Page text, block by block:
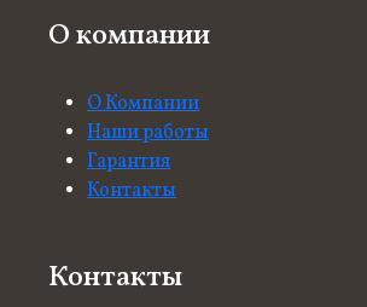
О компании
О Компании
Наши работы
Гарантия
Контакты
Контакты